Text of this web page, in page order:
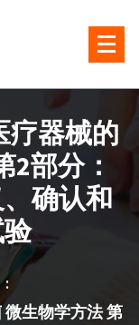
疗器械的
2部分：
确认和
微生物学方法 第